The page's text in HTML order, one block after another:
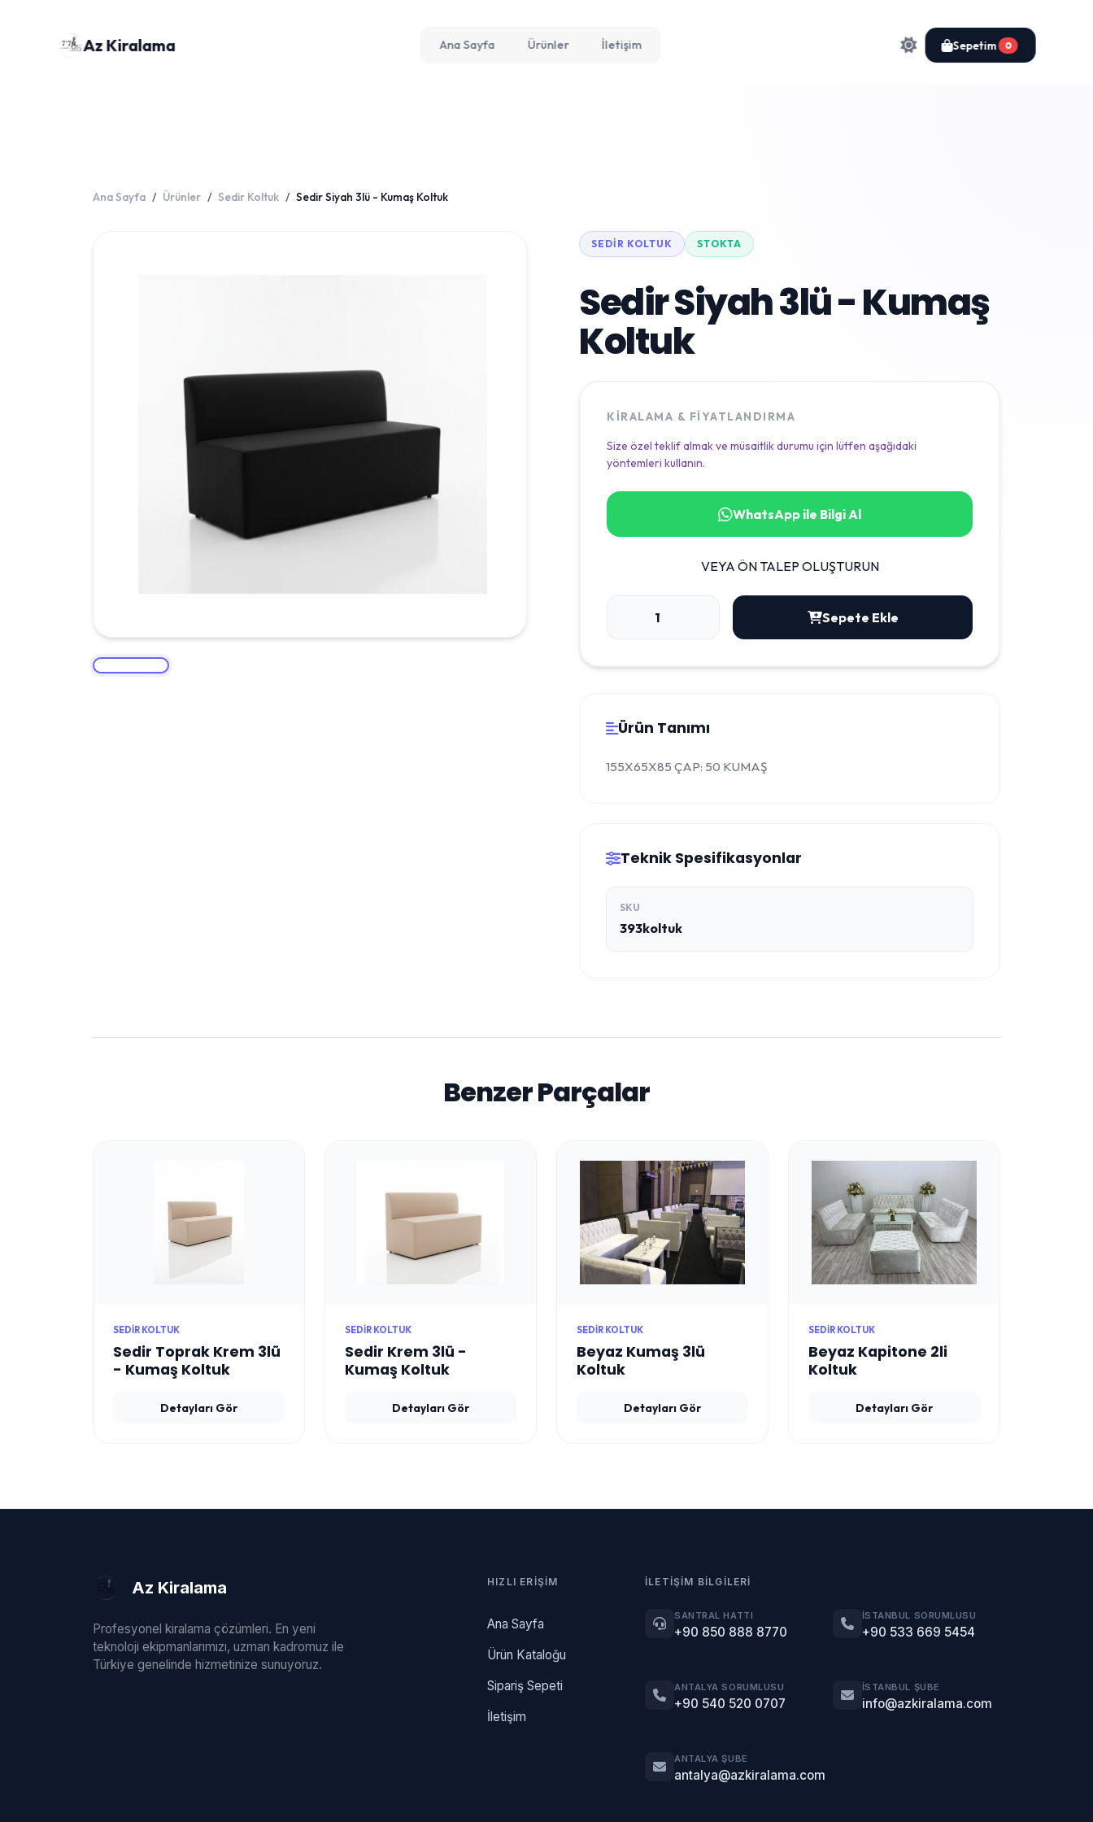
Az Kiralama Ana Sayfa Ürünler İletişim Sepetim 0
Ana Sayfa Ürünler Sedir Koltuk Sedir Siyah 3lü - Kumaş Koltuk
SEDIR KOLTUK STOKTA
Sedir Siyah 3lü - Kumaş
Koltuk
KIRALAMA & FIYATLANDIRMA
Size özel teklif almak ve müsaitlik durumu için lütfen aşağıdaki
yöntemleri kullanın.
WhatsApp ile Bilgi Al
VEYA ÖN TALEP OLUŞTURUN
Sepete Ekle
Ürün Tanımı
155X65X85 ÇAP: 50 KUMAŞ
Teknik Spesifikasyonlar
SKU
393koltuk
Benzer Parçalar
SEDIR KOLTUK
Sedir Toprak Krem 3lü
- Kumaş Koltuk
Detayları Gör
SEDIR KOLTUK
Sedir Krem 3lü -
Kumaş Koltuk
Detayları Gör
SEDIR KOLTUK
Beyaz Kumaş 3lü
Koltuk
Detayları Gör
SEDIR KOLTUK
Beyaz Kapitone 2li
Koltuk
Detayları Gör
Az Kiralama
Profesyonel kiralama çözümleri. En yeni
teknoloji ekipmanlarımızı, uzman kadromuz ile
Türkiye genelinde hizmetinize sunuyoruz.
HIZLI ERIŞIM
Ana Sayfa
Ürün Kataloğu
Sipariş Sepeti
İletişim
İLETIŞIM BILGILERI
SANTRAL HATTI
+90 850 888 8770
İSTANBUL SORUMLUSU
+90 533 669 5454
ANTALYA SORUMLUSU
+90 540 520 0707
İSTANBUL ŞUBE
info@azkiralama.com
ANTALYA ŞUBE
antalya@azkiralama.com